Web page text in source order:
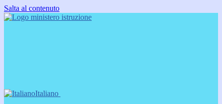
Salta al contenuto
Italiano